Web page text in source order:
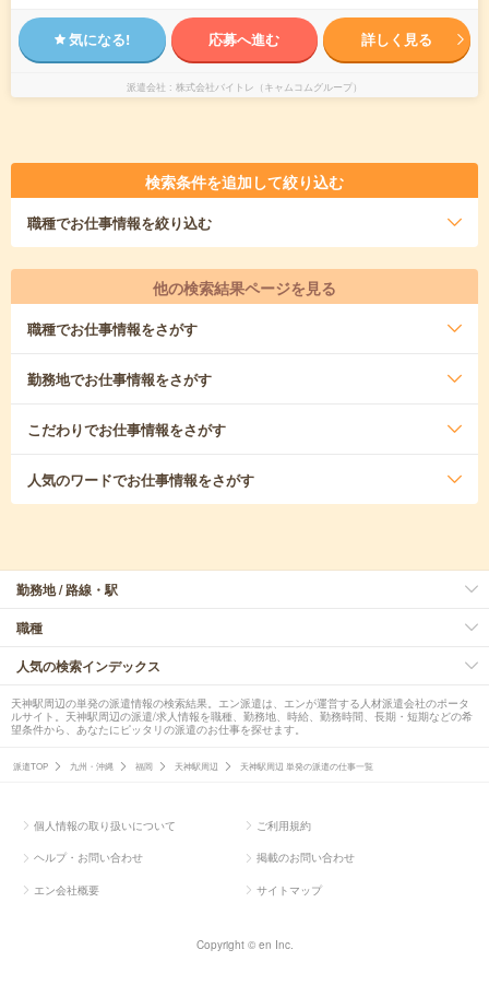
気になる! 応募へ進む 詳しく見る
派遣会社 株式会社バイトレ（キャムコムグループ）
検索条件を追加して絞り込む
職種でお仕事情報を絞り込む
他の検索結果ページを見る
職種でお仕事情報をさがす
勤務地でお仕事情報をさがす
こだわりでお仕事情報をさがす
人気のワードでお仕事情報をさがす
勤務地 / 路線・駅
職種
人気の検索インデックス
天神駅周辺の単発の派遣情報の検索結果。エン派遣は、エンが運営する人材派遣会社のポータ
ルサイト。天神駅周辺の派遣/求人情報を職種、勤務地、時給、勤務時間、長期・短期などの希
望条件から、あなたにピッタリの派遣のお仕事を探せます。
派遣TOP 九州・沖縄 福岡 天神駅周辺 天神駅周辺 単発の派遣の仕事一覧
個人情報の取り扱いについて ご利用規約
ヘルプ・お問い合わせ 掲載のお問い合わせ
エン会社概要 サイトマップ
Copyright © en Inc.